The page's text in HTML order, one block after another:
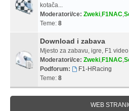
kotača...
Moderatori/ce: Zweki,F1NAC,
Teme: 8
Download i zabava
Mjesto za zabavu, igre, F1
Moderatori/ce: Zweki,F1NAC,
Podforum:
F1-HRacing
Teme: 8
WEB